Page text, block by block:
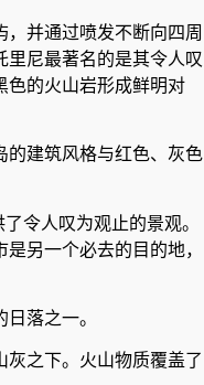
并通过喷发不断向四周
尼最著名的是其令人叹
色的火山岩形成鲜明对
的建筑风格与红色、灰色
令人叹为观止的景观。
另一个必去的目的地，
落之一。
之下。火山物质覆盖了